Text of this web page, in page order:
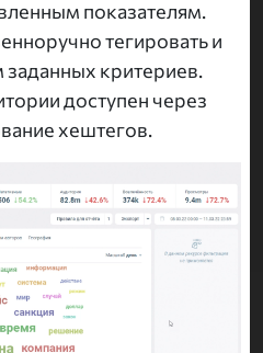
показателям.
тегировать и
заданных критериев.
доступен через
хештегов.